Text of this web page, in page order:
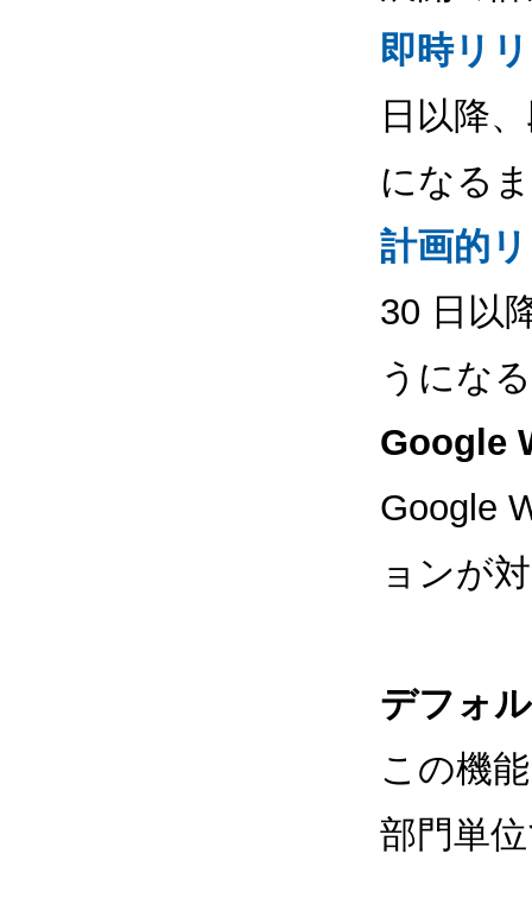
即時リ
日以降
になる
計画的
30 日以
うにな
Google
Google
ョンが
デフォ
この機
部門単